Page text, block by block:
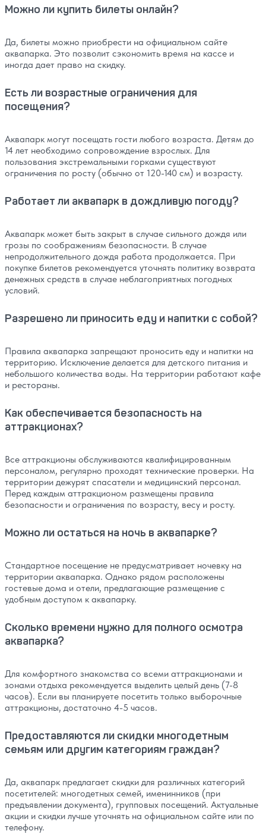
Можно ли купить билеты онлайн?
Да, билеты можно приобрести на официальном сайте
аквапарка. Это позволит сэкономить время на кассе и
иногда дает право на скидку.
Есть ли возрастные ограничения для
посещения?
Аквапарк могут посещать гости любого возраста. Детям до
14 лет необходимо сопровождение взрослых. Для
пользования экстремальными горками существуют
ограничения по росту (обычно от 120-140 см) и возрасту.
Работает ли аквапарк в дождливую погоду?
Аквапарк может быть закрыт в случае сильного дождя или
грозы по соображениям безопасности. В случае
непродолжительного дождя работа продолжается. При
покупке билетов рекомендуется уточнять политику возврата
денежных средств в случае неблагоприятных погодных
условий.
Разрешено ли приносить еду и напитки с собой?
Правила аквапарка запрещают проносить еду и напитки на
территорию. Исключение делается для детского питания и
небольшого количества воды. На территории работают кафе
и рестораны.
Как обеспечивается безопасность на
аттракционах?
Все аттракционы обслуживаются квалифицированным
персоналом, регулярно проходят технические проверки. На
территории дежурят спасатели и медицинский персонал.
Перед каждым аттракционом размещены правила
безопасности и ограничения по возрасту, весу и росту.
Можно ли остаться на ночь в аквапарке?
Стандартное посещение не предусматривает ночевку на
территории аквапарка. Однако рядом расположены
гостевые дома и отели, предлагающие размещение с
удобным доступом к аквапарку.
Сколько времени нужно для полного осмотра
аквапарка?
Для комфортного знакомства со всеми аттракционами и
зонами отдыха рекомендуется выделить целый день (7-8
часов). Если вы планируете посетить только выборочные
аттракционы, достаточно 4-5 часов.
Предоставляются ли скидки многодетным
семьям или другим категориям граждан?
Да, аквапарк предлагает скидки для различных категорий
посетителей: многодетных семей, именинников (при
предъявлении документа), групповых посещений. Актуальные
акции и скидки лучше уточнять на официальном сайте или по
телефону.